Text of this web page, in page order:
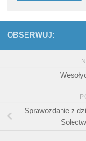
OBSERWUJ:
Sprawozdanie z